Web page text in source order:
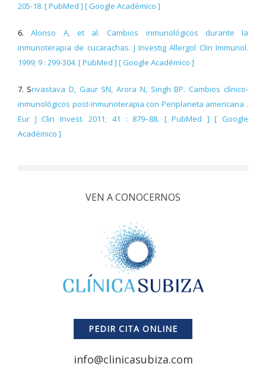
205-18. [ PubMed ] [ Google Académico ]
6. Alonso A, et al. Cambios inmunológicos durante la
inmunoterapia de cucarachas. J Investig Allergol Clin Immunol.
1999; 9 : 299-304. [ PubMed ] [ Google Académico ]
7. Srivastava D, Gaur SN, Arora N, Singh BP. Cambios clínico-
inmunológicos post-inmunoterapia con Periplaneta americana .
Eur J Clin Invest. 2011; 41 : 879–88. [ PubMed ] [ Google
Académico ]
VEN A CONOCERNOS
PEDIR CITA ONLINE
info@clinicasubiza.com